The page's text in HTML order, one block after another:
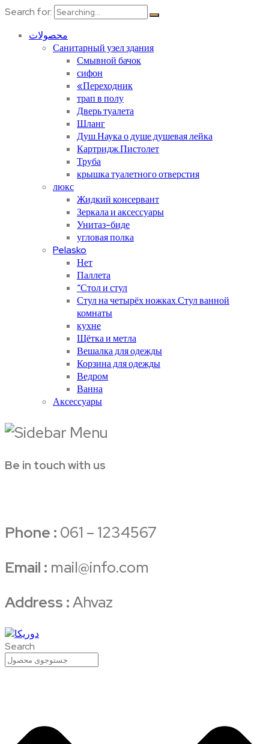
Search for:
محصولات
Санитарный узел здания
Смывной бачок
сифон
«Переходник
трап в полу
Дверь туалета
Шланг
Душ.Наука о душе.душевая лейка
Картридж.Пистолет
Труба
крышка туалетного отверстия
люкс
Жидкий консервант
Зеркала и аксессуары
Унитаз-биде
угловая полка
Pelasko
Нет
Паллета
“Стол и стул
Стул на четырёх ножках.Стул ванной
комнаты
кухне
Щётка и метла
Вешалка для одежды
Корзина для одежды
Ведром
Ванна
Аксессуары
Be in touch with us
Phone : 061 – 1234567
Email : mail@info.com
Address :Ahvaz
Search